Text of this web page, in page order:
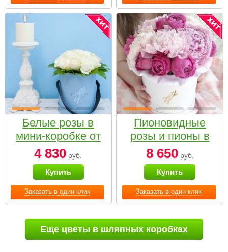
Заказать в один клик
Белые розы в
мини-коробке от
Bella Fiori
4 830 руб.
Купить
Заказать в один клик
Пионовидные
розы и пионы в
белой коробке
Small
8 650руб.
Купить
Еще цветы в шляпных коробках